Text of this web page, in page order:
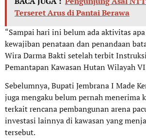
Terseret Arus di Pantai Berawa
“Sampai hari ini belum ada aktivitas
kewajiban penataan dan penandaan
Wira Darma Bakti setelah terbit
Pemantapan Kawasan Hutan Wilayah
Sebelumnya, Bupati Jembrana I Made
juga mengaku belum pernah menerima
terkait rencana pembangunan arena
investasi lainnya di kawasan yang
tersebut.